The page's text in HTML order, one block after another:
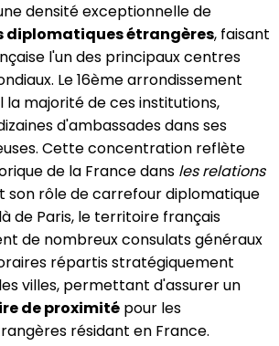
densité exceptionnelle de
diplomatiques étrangères, faisant
l'un des principaux centres
Le 16ème arrondissement
la majorité de ces institutions,
d'ambassades dans ses
Cette concentration reflète
de la France dans les relations
son rôle de carrefour diplomatique
de Paris, le territoire français
de nombreux consulats généraux
répartis stratégiquement
villes, permettant d'assurer un
de proximité pour les
résidant en France.